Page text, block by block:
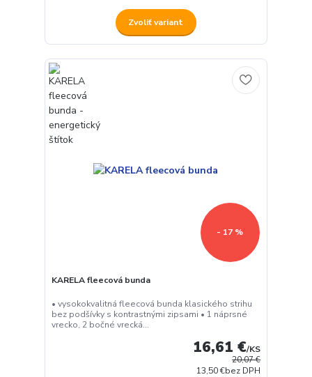
Zvoliť variant
- 17 %
KARELA fleecová bunda
• vysokokvalitná fleecová bunda klasického strihu
bez podšívky s kontrastnými zipsami • 1 náprsné
vrecko, 2 bočné vrecká...
20,07 €
16,61 €/KS
13,50 €bez DPH